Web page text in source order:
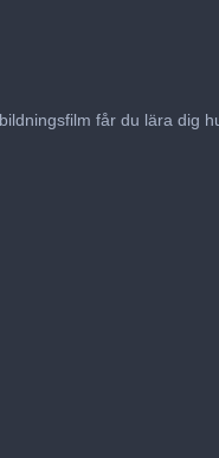
får du lära dig